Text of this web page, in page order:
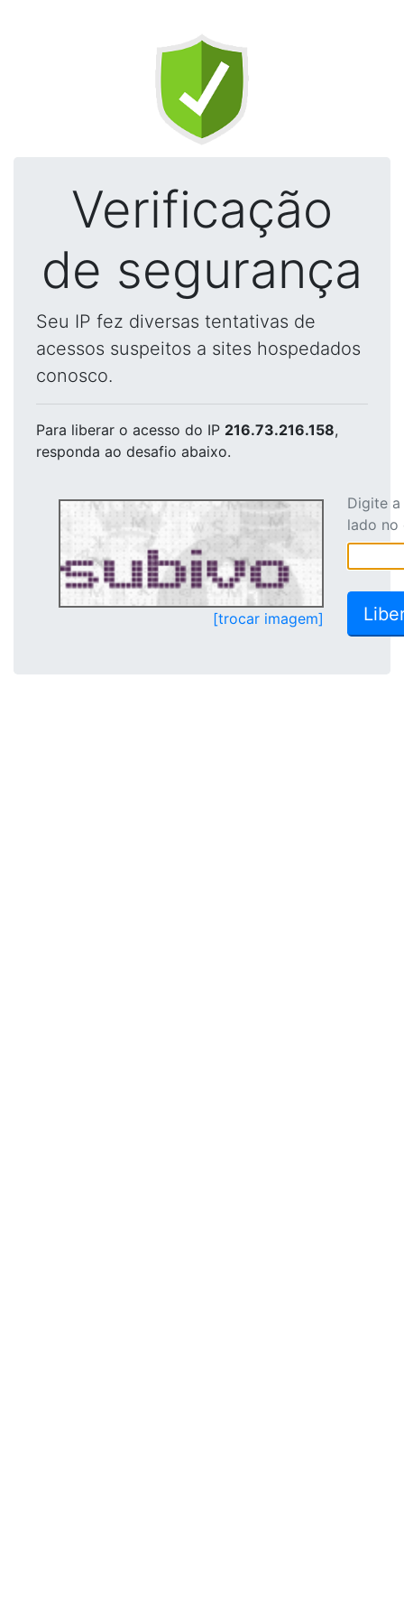
Verificação
de segurança
Seu IP fez diversas tentativas de
acessos suspeitos a sites hospedados
conosco.
Para liberar o acesso do IP 216.73.216.158,
responda ao desafio abaixo.
[trocar imagem]
Digite
lado no